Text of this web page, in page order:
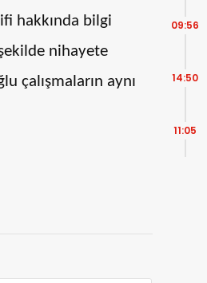
hakkında bilgi
nihayete
çalışmaların aynı
09:56
14:50
11:05